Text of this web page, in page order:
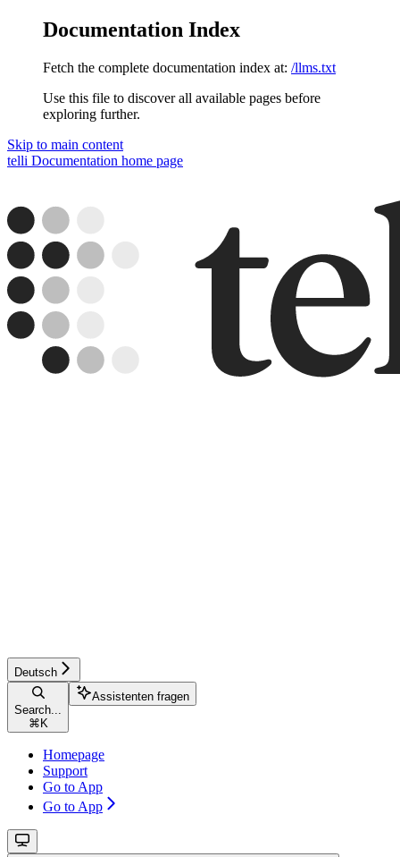
Documentation Index
Fetch the complete documentation index at: /llms.txt
Use this file to discover all available pages before
exploring further.
Skip to main content
telli Documentation home page
Deutsch
Search...
⌘ K
Assistenten fragen
Homepage
Support
Go to App
Go to App